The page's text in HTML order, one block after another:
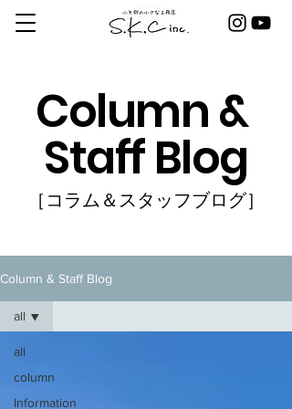
Column &
Staff Blog
［コラム＆スタッフブログ］
Column & Staff Blog
all
column
Information
all